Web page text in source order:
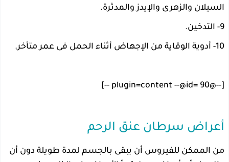
السيلان والزهرى والإيدز والمدثرة.
9- التدخين.
10- أدوية الوقاية من الإجهاض أثناء الحمل فى عمر متأخر.
[--@plugin=content --@id= 90 --]
أعراض سرطان عنق الرحم
من الممكن للفيروس أن يبقى بالجسم لمدة طويلة دون أن